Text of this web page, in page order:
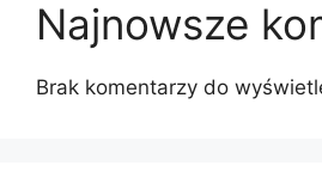
Najnowsze
Brak komentarzy do